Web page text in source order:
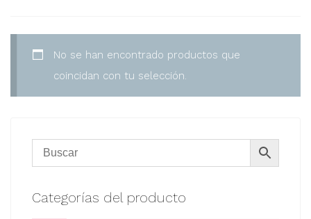
No se han encontrado productos que
coincidan con tu selección.
Categorías del producto